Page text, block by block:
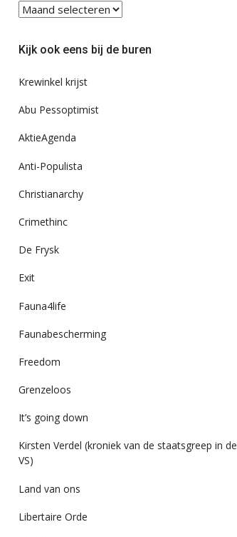
Blader
eens
ons
Kijk ook eens bij de buren
Krewinkel krijst
Abu Pessoptimist
AktieAgenda
Anti-Populista
Christianarchy
Crimethinc
De Frysk
Exit
Fauna4life
Faunabescherming
Freedom
Grenzeloos
It’s going down
Kirsten Verdel (kroniek van de staatsgreep in de
VS)
Land van ons
Libertaire Orde